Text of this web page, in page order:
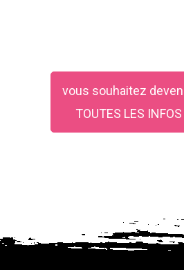
vous souhaitez
TOUTES LES